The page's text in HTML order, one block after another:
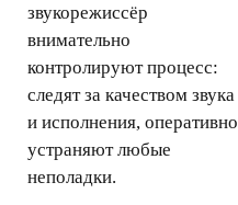
звукорежиссёр
внимательно
контролируют процесс:
следят за качеством звука
и исполнения, оперативно
устраняют любые
неполадки.